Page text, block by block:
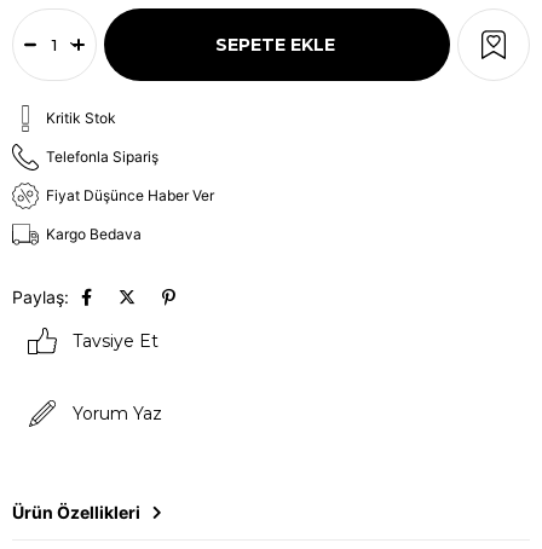
Kritik Stok
Telefonla Sipariş
Fiyat Düşünce Haber Ver
Kargo Bedava
Paylaş:
Tavsiye Et
Yorum Yaz
Ürün Özellikleri